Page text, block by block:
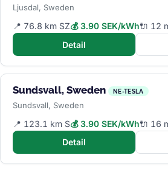
Ljusdal, Sweden
📍 76.8 km SZ💰 3.90 SEK/kWh🔌 12
Detail
Sundsvall, Sweden NE-TESLA
Sundsvall, Sweden
📍 123.1 km S💰 3.90 SEK/kWh🔌 16
Detail